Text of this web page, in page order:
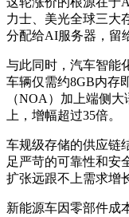
力士、美光全球三大
分配给AI服务器，留
与此同时，汽车智能
车辆仅需约8GB内存
（NOA）加上端侧
上，增幅超过35倍。
车规级存储的供应链
足严苛的可靠性和安
扩张远跟不上需求增
新能源车因零部件成